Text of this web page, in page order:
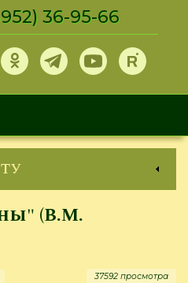
36-95-66
(В.М.
37592 просмотра